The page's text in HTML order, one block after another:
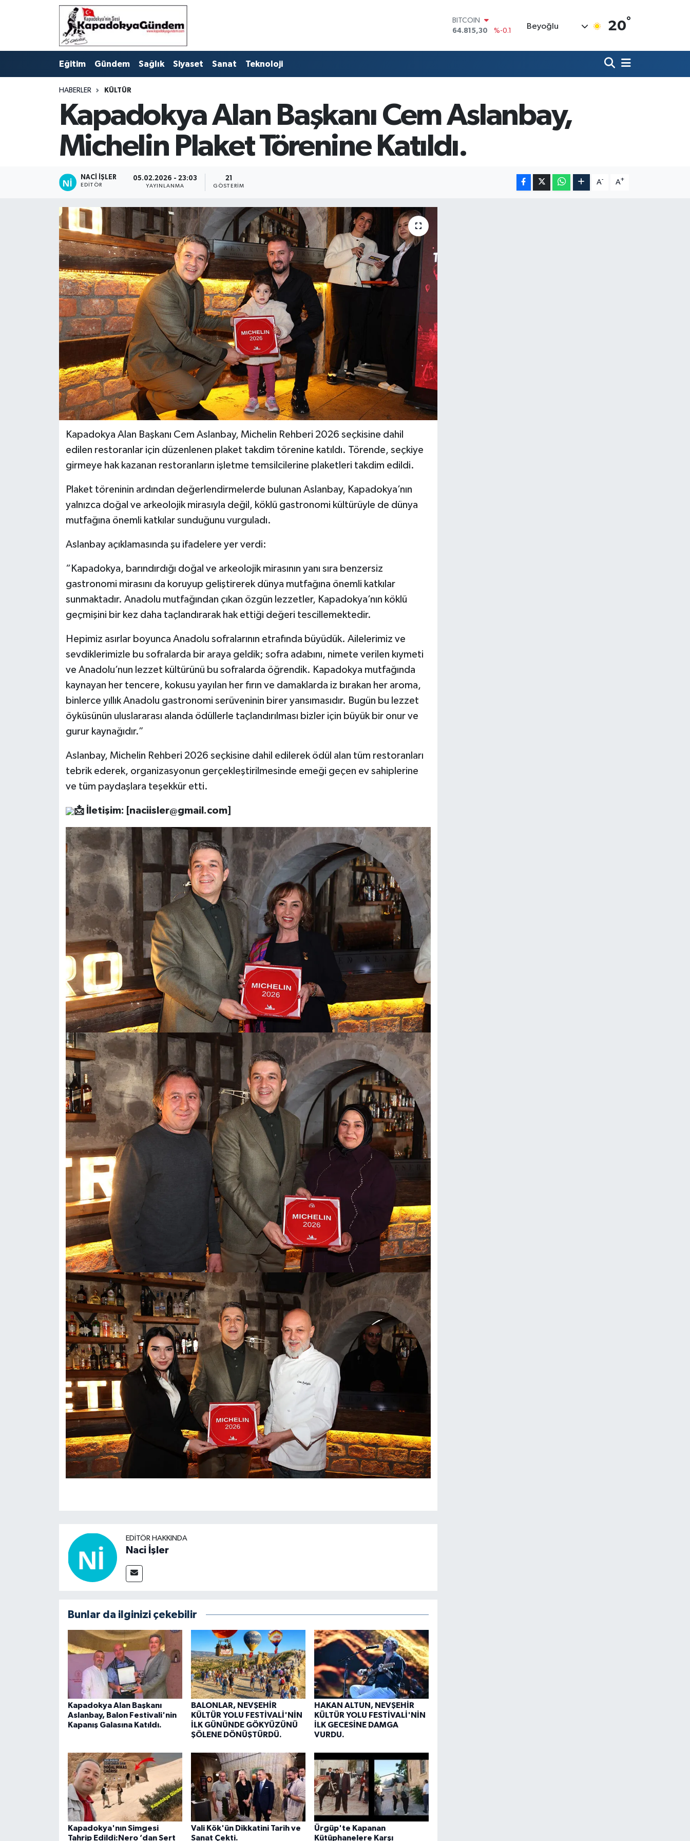
DOLAR
47,7436
%0.18
55,2510
%0.32
BİST100
13.779
%-14
BITCOIN
Beyoğlu 20°
Eğitim Gündem Sağlık Siyaset Sanat Teknoloji
HABERLER KÜLTÜR
Kapadokya Alan Başkanı Cem Aslanbay,
Michelin Plaket Törenine Katıldı.
NACI İŞLER
EDITÖR
05.02.2026 - 23:03
YAYINLANMA
21
GÖSTERIM
A- A+
Kapadokya Alan Başkanı Cem Aslanbay, Michelin Rehberi 2026 seçkisine dahil
edilen restoranlar için düzenlenen plaket takdim törenine katıldı. Törende, seçkiye
girmeye hak kazanan restoranların işletme temsilcilerine plaketleri takdim edildi.
Plaket töreninin ardından değerlendirmelerde bulunan Aslanbay, Kapadokya’nın
yalnızca doğal ve arkeolojik mirasıyla değil, köklü gastronomi kültürüyle de dünya
mutfağına önemli katkılar sunduğunu vurguladı.
Aslanbay açıklamasında şu ifadelere yer verdi:
“Kapadokya, barındırdığı doğal ve arkeolojik mirasının yanı sıra benzersiz
gastronomi mirasını da koruyup geliştirerek dünya mutfağına önemli katkılar
sunmaktadır. Anadolu mutfağından çıkan özgün lezzetler, Kapadokya’nın köklü
geçmişini bir kez daha taçlandırarak hak ettiği değeri tescillemektedir.
Hepimiz asırlar boyunca Anadolu sofralarının etrafında büyüdük. Ailelerimiz ve
sevdiklerimizle bu sofralarda bir araya geldik; sofra adabını, nimete verilen kıymeti
ve Anadolu’nun lezzet kültürünü bu sofralarda öğrendik. Kapadokya mutfağında
kaynayan her tencere, kokusu yayılan her fırın ve damaklarda iz bırakan her aroma,
binlerce yıllık Anadolu gastronomi serüveninin birer yansımasıdır. Bugün bu lezzet
öyküsünün uluslararası alanda ödüllerle taçlandırılması bizler için büyük bir onur ve
gurur kaynağıdır.”
Aslanbay, Michelin Rehberi 2026 seçkisine dahil edilerek ödül alan tüm restoranları
tebrik ederek, organizasyonun gerçekleştirilmesinde emeği geçen ev sahiplerine
ve tüm paydaşlara teşekkür etti.
📩İletişim: [naciisler@gmail.com]
EDITÖR HAKKINDA
Naci İşler
Bunlar da ilginizi çekebilir
Kapadokya Alan Başkanı
Aslanbay, Balon Festivali'nin
Kapanış Galasına Katıldı.
BALONLAR, NEVŞEHİR
KÜLTÜR YOLU FESTİVALİ'NİN
İLK GÜNÜNDE GÖKYÜZÜNÜ
ŞÖLENE DÖNÜŞTÜRDÜ.
HAKAN ALTUN, NEVŞEHİR
KÜLTÜR YOLU FESTİVALİ'NİN
İLK GECESİNE DAMGA
VURDU.
Kapadokya'nın Simgesi
Tahrip Edildi:Nero ’dan Sert
Vali Kök'ün Dikkatini Tarih ve
Sanat Çekti.
Ürgüp'te Kapanan
Kütüphanelere Karşı
Hava Durumu
Trafik Durumu
Süper Lig Puan Durumu ve Fikstür
Tüm Manşetler
Son Dakika Haberleri